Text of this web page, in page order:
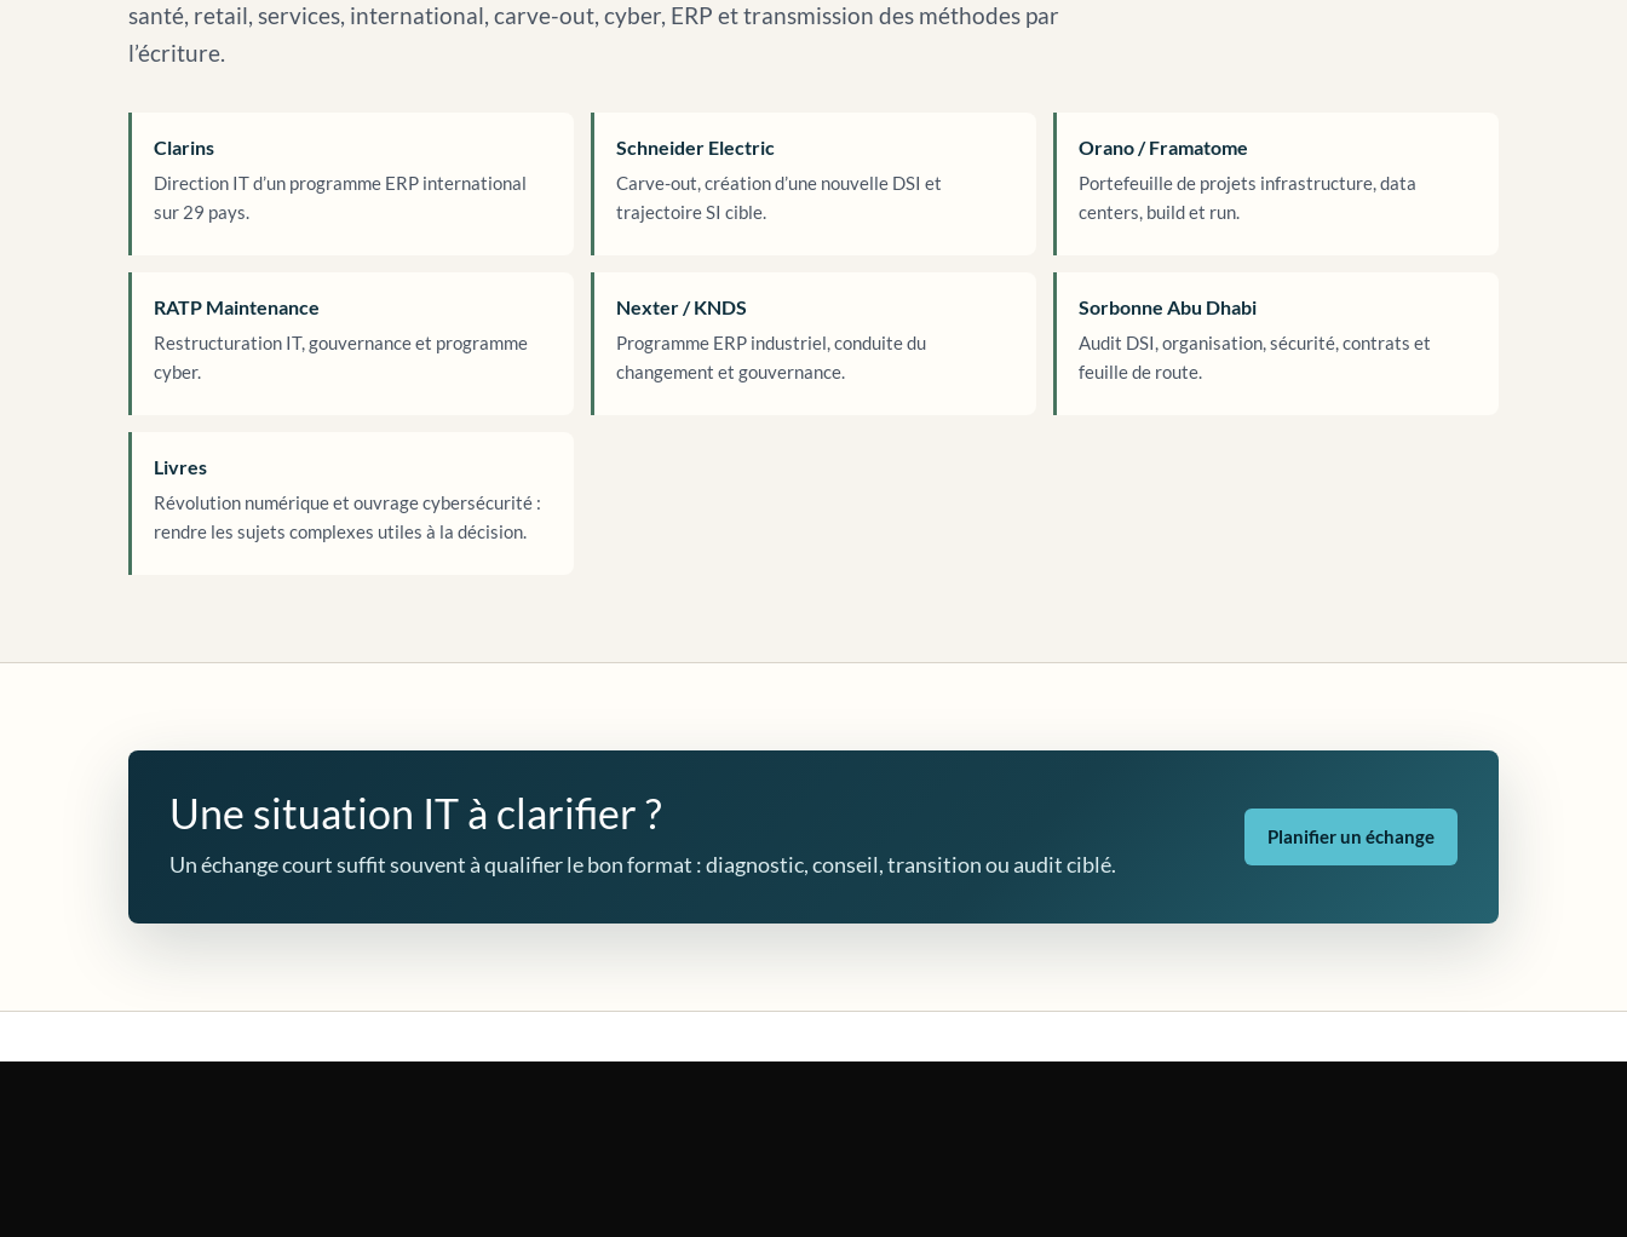
santé, retail, services, international, carve-out, cyber, ERP et transmission des méthodes par
l’écriture.
Clarins
Direction IT d’un programme ERP international
sur 29 pays.
Schneider Electric
Carve-out, création d’une nouvelle DSI et
trajectoire SI cible.
Orano / Framatome
Portefeuille de projets infrastructure, data
centers, build et run.
RATP Maintenance
Restructuration IT, gouvernance et programme
cyber.
Nexter / KNDS
Programme ERP industriel, conduite du
changement et gouvernance.
Sorbonne Abu Dhabi
Audit DSI, organisation, sécurité, contrats et
feuille de route.
Livres
Révolution numérique et ouvrage cybersécurité :
rendre les sujets complexes utiles à la décision.
Une situation IT à clarifier ?
Un échange court suffit souvent à qualifier le bon format : diagnostic, conseil, transition ou audit ciblé.
Planifier un échange